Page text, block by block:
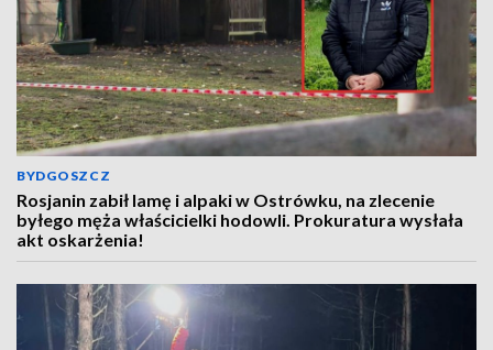
BYDGOSZCZ
Rosjanin zabił lamę i alpaki w Ostrówku, na zlecenie
byłego męża właścicielki hodowli. Prokuratura wysłała
akt oskarżenia!